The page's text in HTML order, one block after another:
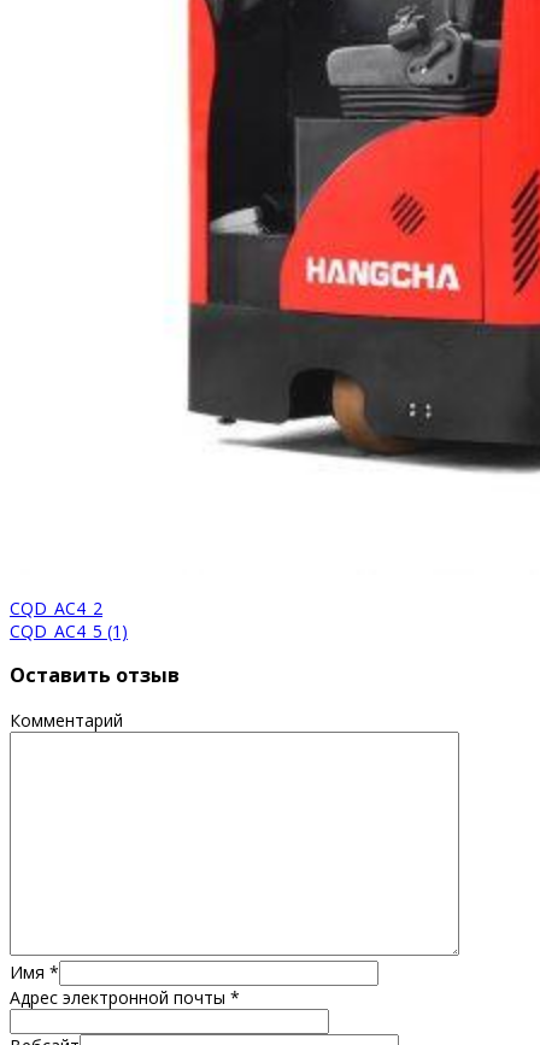
CQD_AC4_2
CQD_AC4_5 (1)
Оставить отзыв
Комментарий
Имя *
Адрес электронной почты *